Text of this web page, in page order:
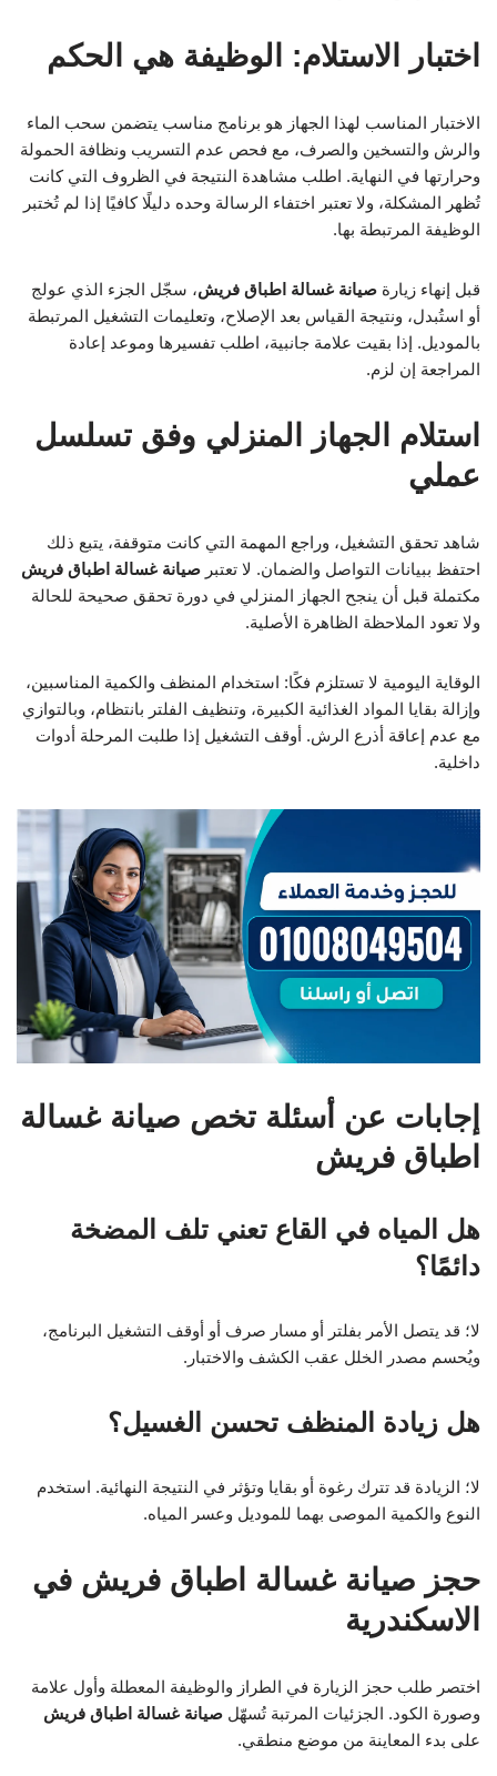
اختبار الاستلام: الوظيفة هي الحكم
الاختبار المناسب لهذا الجهاز هو برنامج مناسب يتضمن سحب الماء
والرش والتسخين والصرف، مع فحص عدم التسريب ونظافة الحمولة
وحرارتها في النهاية. اطلب مشاهدة النتيجة في الظروف التي كانت
تُظهر المشكلة، ولا تعتبر اختفاء الرسالة وحده دليلًا كافيًا إذا لم تُختبر
الوظيفة المرتبطة بها.
قبل إنهاء زيارة صيانة غسالة اطباق فريش، سجّل الجزء الذي عولج
أو استُبدل، ونتيجة القياس بعد الإصلاح، وتعليمات التشغيل المرتبطة
بالموديل. إذا بقيت علامة جانبية، اطلب تفسيرها وموعد إعادة
المراجعة إن لزم.
استلام الجهاز المنزلي وفق تسلسل
عملي
شاهد تحقق التشغيل، وراجع المهمة التي كانت متوقفة، يتبع ذلك
احتفظ ببيانات التواصل والضمان. لا تعتبر صيانة غسالة اطباق فريش
مكتملة قبل أن ينجح الجهاز المنزلي في دورة تحقق صحيحة للحالة
ولا تعود الملاحظة الظاهرة الأصلية.
الوقاية اليومية لا تستلزم فكًا: استخدام المنظف والكمية المناسبين،
وإزالة بقايا المواد الغذائية الكبيرة، وتنظيف الفلتر بانتظام، وبالتوازي
مع عدم إعاقة أذرع الرش. أوقف التشغيل إذا طلبت المرحلة أدوات
داخلية.
إجابات عن أسئلة تخص صيانة غسالة
اطباق فريش
هل المياه في القاع تعني تلف المضخة
دائمًا؟
لا؛ قد يتصل الأمر بفلتر أو مسار صرف أو أوقف التشغيل البرنامج،
ويُحسم مصدر الخلل عقب الكشف والاختبار.
هل زيادة المنظف تحسن الغسيل؟
لا؛ الزيادة قد تترك رغوة أو بقايا وتؤثر في النتيجة النهائية. استخدم
النوع والكمية الموصى بهما للموديل وعسر المياه.
حجز صيانة غسالة اطباق فريش في
الاسكندرية
اختصر طلب حجز الزيارة في الطراز والوظيفة المعطلة وأول علامة
وصورة الكود. الجزئيات المرتبة تُسهّل صيانة غسالة اطباق فريش
على بدء المعاينة من موضع منطقي.